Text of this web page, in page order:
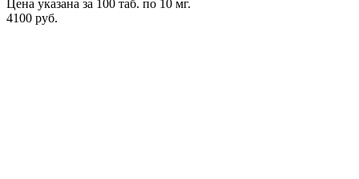
Цена указана за 100 таб. по 10 мг.
4100 руб.